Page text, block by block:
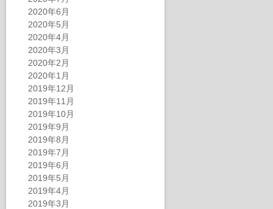
2020年6月
2020年5月
2020年4月
2020年3月
2020年2月
2020年1月
2019年12月
2019年11月
2019年10月
2019年9月
2019年8月
2019年7月
2019年6月
2019年5月
2019年4月
2019年3月